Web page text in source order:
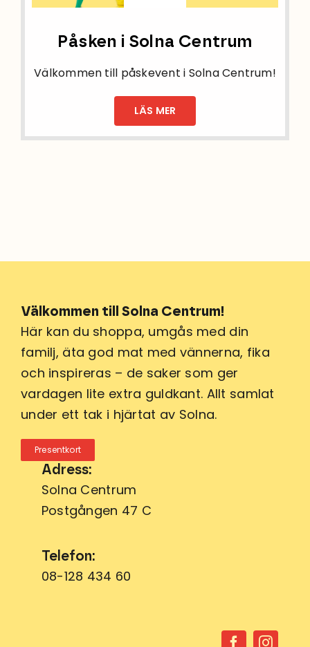
Påsken i Solna Centrum
Välkommen till påskevent i Solna Centrum!
LÄS MER
Välkommen till Solna Centrum!
Här kan du shoppa, umgås med din
familj, äta god mat med vännerna, fika
och inspireras – de saker som ger
vardagen lite extra guldkant. Allt samlat
under ett tak i hjärtat av Solna.
Presentkort
Adress:
Solna Centrum
Postgången 47 C
Telefon:
08-128 434 60